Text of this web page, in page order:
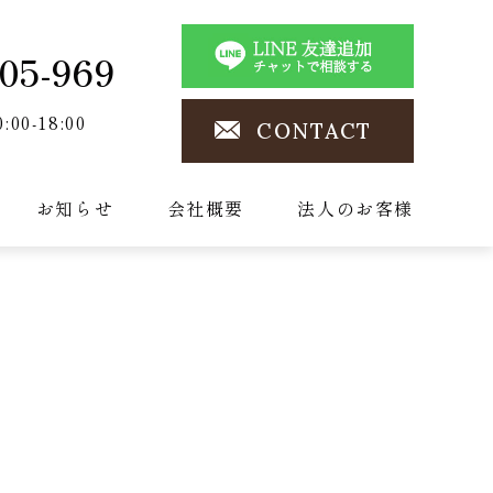
969
18:00 CONTACT
お知らせ 会社概要 法人のお客様